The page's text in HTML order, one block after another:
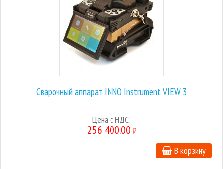
Сварочный аппарат INNO Instrument VIEW 3
Цена с НДС:
256 400.00 ₽
В корзину